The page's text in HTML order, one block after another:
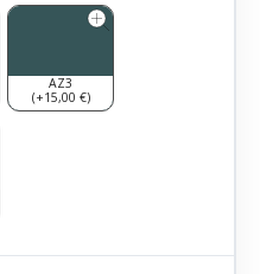
AZ3
(+15,00 €)